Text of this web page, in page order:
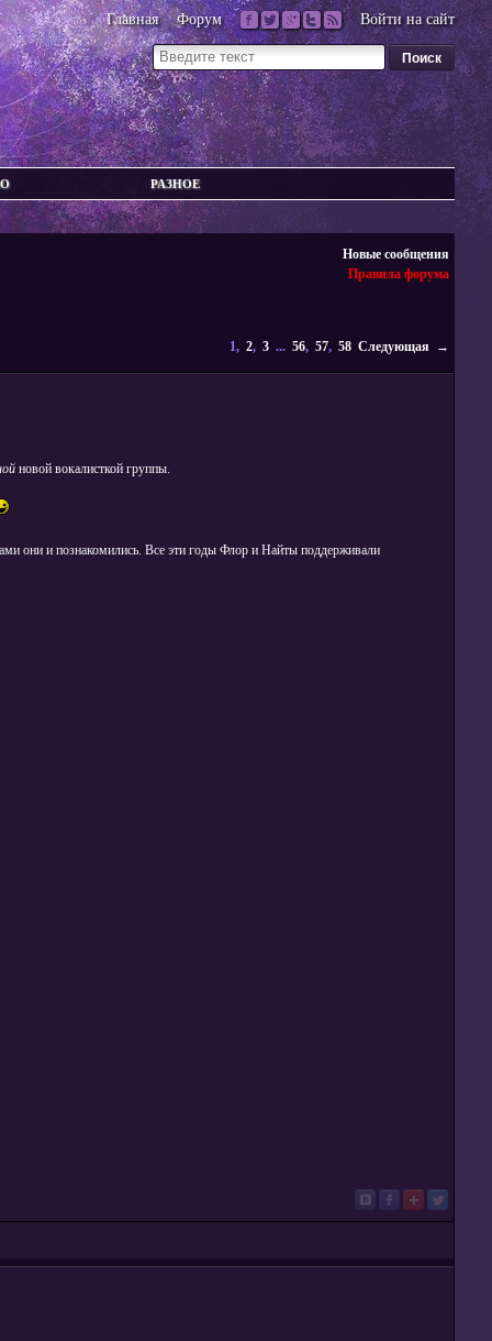
Главная Форум Войти на сайт
РАЗНОЕ
Новые сообщения
Правила форума
1,2,3 ...56,57,58 Следующая →
новой вокалисткой группы.
они и познакомились. Все эти годы Флор и Найты поддерживали